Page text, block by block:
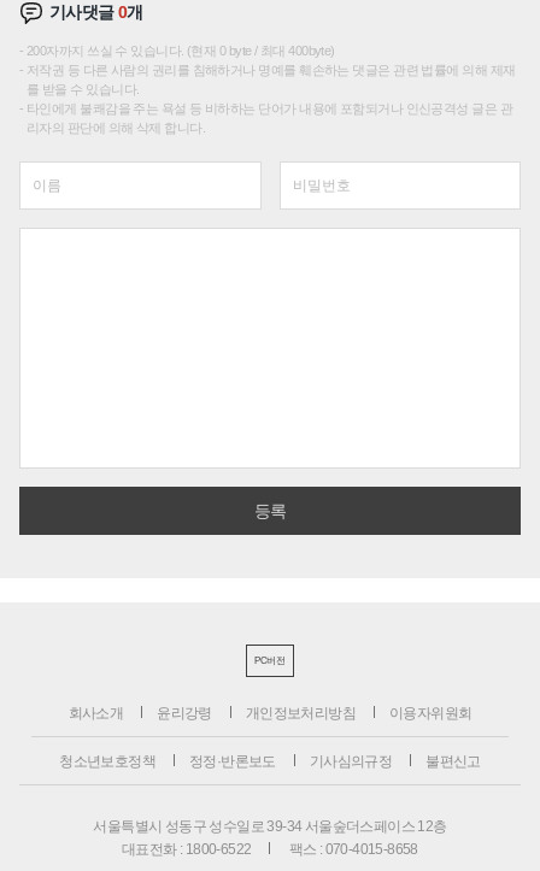
기사댓글0개
200자까지 쓰실 수 있습니다. (현재 0 byte / 최대 400byte)
저작권 등 다른 사람의 권리를 침해하거나 명예를 훼손하는 댓글은 관련 법률에 의해 제재
를 받을 수 있습니다.
타인에게 불쾌감을 주는 욕설 등 비하하는 단어가 내용에 포함되거나 인신공격성 글은 관
리자의 판단에 의해 삭제 합니다.
PC버전
회사소개 윤리강령 개인정보처리방침 이용자위원회
청소년보호정책 정정·반론보도 기사심의규정 불편신고
서울특별시 성동구 성수일로 39-34 서울숲더스페이스 12층
대표전화 : 1800-6522
팩스 : 070-4015-8658